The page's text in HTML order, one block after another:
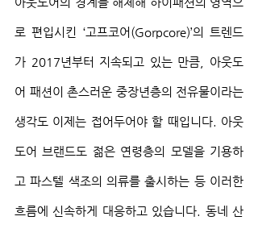
로 편입시킨 ‘고프코어(Gorpcore)’의 트렌드
가 2017년부터 지속되고 있는 만큼, 아웃도
어 패션이 촌스러운 중장년층의 전유물이라는
생각도 이제는 접어두어야 할 때입니다. 아웃
도어 브랜드도 젊은 연령층의 모델을 기용하
고 파스텔 색조의 의류를 출시하는 등 이러한
흐름에 신속하게 대응하고 있습니다. 동네 산